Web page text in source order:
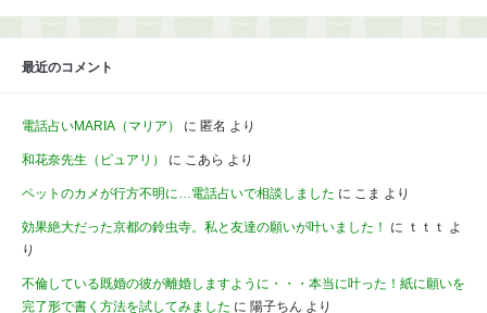
最近のコメント
電話占いMARIA（マリア） に 匿名 より
和花奈先生（ピュアリ） に こあら より
ペットのカメが行方不明に…電話占いで相談しました に こま より
効果絶大だった京都の鈴虫寺。私と友達の願いが叶いました！ に ｔｔｔ よ
り
不倫している既婚の彼が離婚しますように・・・本当に叶った！紙に願いを
完了形で書く方法を試してみました に 陽子ちん より